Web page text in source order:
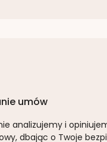
umów
analizujemy i
dbając o Twoje